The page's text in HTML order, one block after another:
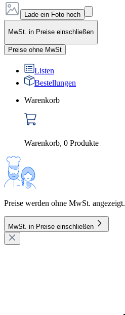
Lade ein Foto hoch
MwSt. in Preise einschließen
Preise ohne MwSt
Listen
Bestellungen
Warenkorb
Warenkorb, 0 Produkte
Preise werden ohne MwSt. angezeigt.
MwSt. in Preise einschließen